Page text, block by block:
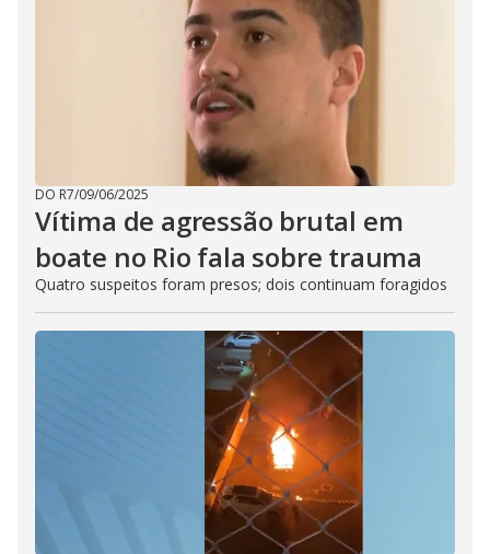
DO R7/09/06/2025
Vítima de agressão brutal em
boate no Rio fala sobre trauma
Quatro suspeitos foram presos; dois continuam foragidos